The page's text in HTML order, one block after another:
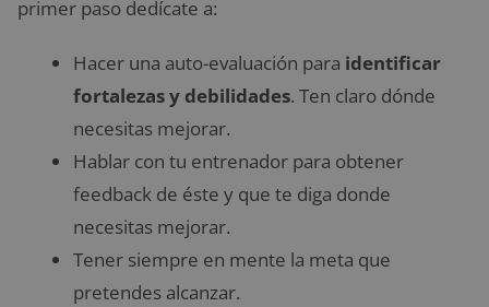
primer paso dedícate a:
Hacer una auto-evaluación para identificar
fortalezas y debilidades. Ten claro dónde
necesitas mejorar.
Hablar con tu entrenador para obtener
feedback de éste y que te diga donde
necesitas mejorar.
Tener siempre en mente la meta que
pretendes alcanzar.